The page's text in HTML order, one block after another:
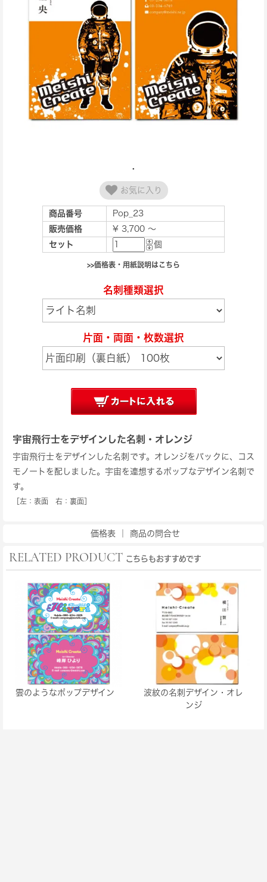
お気に入り
商品番号
Pop_23
販売価格
¥ 3,700 ～
セット
個
>>価格表・用紙説明はこちら
名刺種類選択
片面・両面・枚数選択
宇宙飛行士をデザインした名刺・オレンジ
宇宙飛行士をデザインした名刺です。オレンジをバックに、コス
モノートを配しました。宇宙を連想するポップなデザイン名刺で
す。
［左：表面 右：裏面］
価格表 商品の問合せ
RELATED PRODUCT こちらもおすすめです
雲のようなポップデザイン
波紋の名刺デザイン・オレ
ンジ